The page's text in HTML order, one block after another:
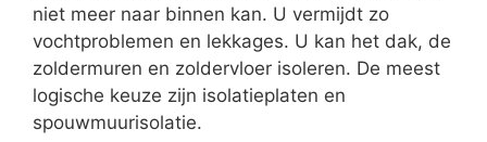
niet meer naar binnen kan. U vermijdt zo
vochtproblemen en lekkages. U kan het dak, de
zoldermuren en zoldervloer isoleren. De meest
logische keuze zijn isolatieplaten en
spouwmuurisolatie.